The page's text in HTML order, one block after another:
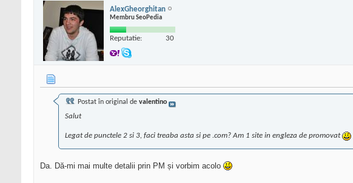
AlexGheorghitan
Membru SeoPedia
Reputatie: 30
Postat în original de valentino
Salut
Legat de punctele 2 si 3, faci treaba asta si pe .com? Am 1 site in engleza de promovat
Da. Dă-mi mai multe detalii prin PM și vorbim acolo